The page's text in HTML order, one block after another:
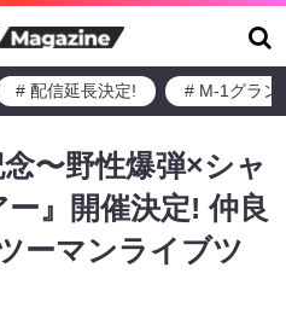
# 配信延長決定! # M-1グラン
念〜野性爆弾×シャ
』開催決定! 仲良
ーマンライブツ